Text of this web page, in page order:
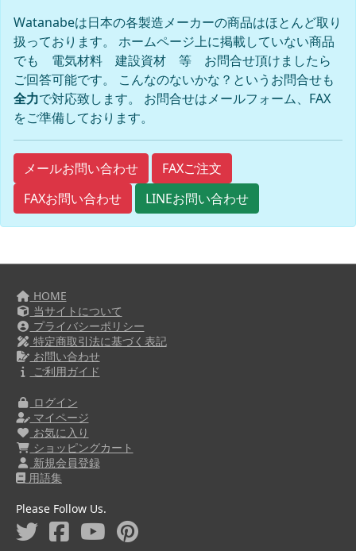
Watanabeは日本の各製造メーカーの商品はほとんど取り
扱っております。 ホームページ上に掲載していない商品
でも 電気材料 建設資材 等 お問合せ頂けましたら
ご回答可能です。 こんなのないかな？というお問合せも
全力で対応致します。 お問合せはメールフォーム、FAX
をご準備しております。
メールお問い合わせ
FAXご注文
FAXお問い合わせ
LINEお問い合わせ
HOME
当サイトについて
プライバシーポリシー
特定商取引法に基づく表記
お問い合わせ
ご利用ガイド
ログイン
マイページ
お気に入り
ショッピングカート
新規会員登録
用語集
Please Follow Us.